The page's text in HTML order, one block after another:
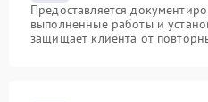
Предоставляется
выполненные работы и
защищает клиента от